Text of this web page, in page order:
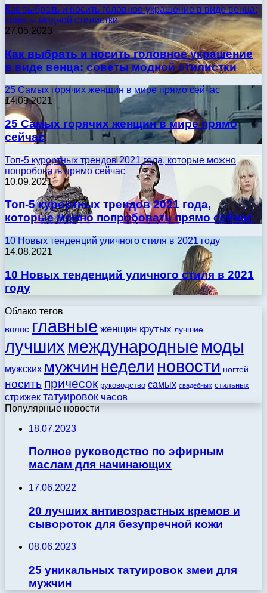
Как выбрать и носить головное украшение в виде венца:
советы модной стилистки
27.05.2023
Как выбрать и носить головное украшение
в виде венца: советы модной стилистки
25 Самых горячих женщин в мире прямо сейчас
14.09.2021
25 Самых горячих женщин в мире прямо
сейчас
Топ-5 курортных трендов 2021 года, которые можно
попробовать прямо сейчас
10.09.2021
Топ-5 курортных трендов 2021 года,
которые можно попробовать прямо сейчас
10 Новых тенденций уличного стиля в 2021 году
14.08.2021
10 Новых тенденций уличного стиля в 2021
году
Облако тегов
волос главные женщин крутых лучшие
лучших международные моды
мужских мужчин недели новости ногтей
носить причесок руководство самых свадебных стильных
стрижек татуировок часов
Популярные новости
18.07.2023
Полное руководство по эфирным
маслам для начинающих
17.06.2022
20 лучших антивозрастных кремов и
сывороток для безупречной кожи
08.06.2023
25 уникальных татуировок змеи для
мужчин